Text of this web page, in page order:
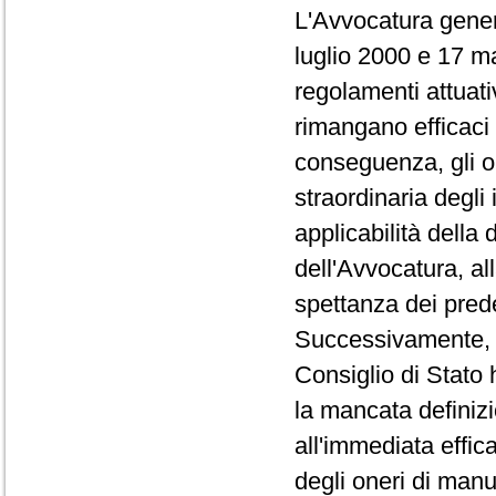
L'Avvocatura
luglio 2000 e 17
regolamenti
rimangano
conseguenza, gli
straordinaria degli
applicabilità della
dell'Avvocatura,
spettanza dei
Consiglio di Stato
la mancata
all'immediata
degli oneri di